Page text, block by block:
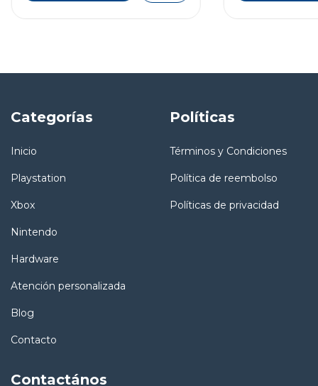
Categorías
Inicio
Playstation
Xbox
Nintendo
Hardware
Atención personalizada
Blog
Contacto
Políticas
Términos y Condiciones
Política de reembolso
Políticas de privacidad
Contactános